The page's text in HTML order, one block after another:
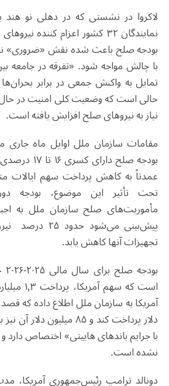
لاکروا در نشستی که در دهلی نو
نمایندگان ۳۲ کشور اعزام
بودجه صلح باعث شده نقش «ضروری»
با چالش مواجه شود. «تفرقه در جامعه
تمایل به واکنش جمعی در برابر
حالی است که وضعیت کلی امنیت در
نیاز به نیروهای صلح افزایش یافته است.
مقامات سازمان ملل اوایل ماه جاری
بودجه صلح
عمدتاً به کاهش پرداخت سهم ایالات
مأموریت‌های صلح سازمان ملل به
پیش‌بینی می‌شود
تجهیزات آنها کاهش یابد.
است که
دلار پرداخت کند و ۸۵ میلیون
با جرایم باندهای هاییتی» اختصاص دارد
نشده است.
دونالد ترامپ رئیس‌جمهوری آمریکا،